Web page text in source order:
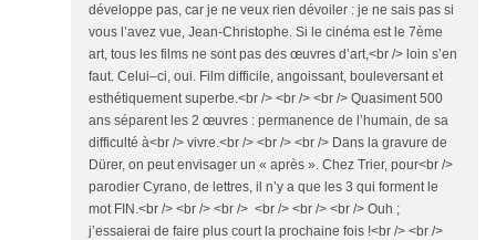
développe pas, car je ne veux rien dévoiler : je ne sais pas si
vous l’avez vue, Jean-Christophe. Si le cinéma est le 7ème
art, tous les films ne sont pas des œuvres d’art,<br /> loin s’en
faut. Celui–ci, oui. Film difficile, angoissant, bouleversant et
esthétiquement superbe.<br /> <br /> <br /> Quasiment 500
ans séparent les 2 œuvres : permanence de l’humain, de sa
difficulté à<br /> vivre.<br /> <br /> <br /> Dans la gravure de
Dürer, on peut envisager un « après ». Chez Trier, pour<br />
parodier Cyrano, de lettres, il n’y a que les 3 qui forment le
mot FIN.<br /> <br /> <br /> <br /> <br /> <br /> Ouh ;
j’essaierai de faire plus court la prochaine fois !<br /> <br />